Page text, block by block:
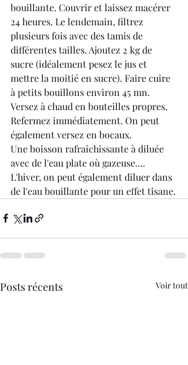
bouillante. Couvrir et laissez macérer
24 heures. Le lendemain, filtrez
plusieurs fois avec des tamis de
différentes tailles. Ajoutez 2 kg de
sucre (idéalement pesez le jus et
mettre la moitié en sucre). Faire cuire
à petits bouillons environ 45 mn.
Versez à chaud en bouteilles propres.
Refermez immédiatement. On peut
également versez en bocaux.
Une boisson rafraîchissante à diluée
avec de l'eau plate où gazeuse….
L'hiver, on peut également diluer dans
de l'eau bouillante pour un effet tisane.
Posts récents Voir tout